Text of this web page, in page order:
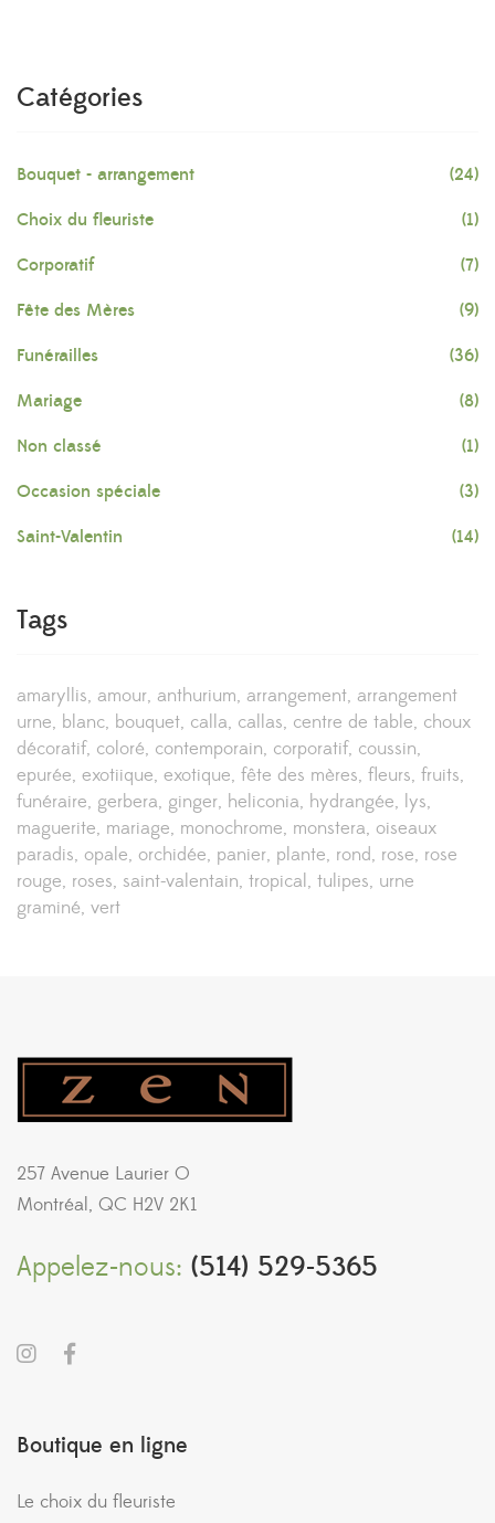
Catégories
Bouquet - arrangement (24)
Choix du fleuriste (1)
Corporatif (7)
Fête des Mères (9)
Funérailles (36)
Mariage (8)
Non classé (1)
Occasion spéciale (3)
Saint-Valentin (14)
Tags
amaryllis amour anthurium arrangement arrangement
urne blanc bouquet calla callas centre de table choux
décoratif coloré contemporain corporatif coussin
epurée exotiique exotique fête des mères fleurs fruits
funéraire gerbera ginger heliconia hydrangée lys
maguerite mariage monochrome monstera oiseaux
paradis opale orchidée panier plante rond rose rose
rouge roses saint-valentain tropical tulipes urne
graminé vert
257 Avenue Laurier O
Montréal, QC H2V 2K1
Appelez-nous: (514) 529-5365
Boutique en ligne
Le choix du fleuriste